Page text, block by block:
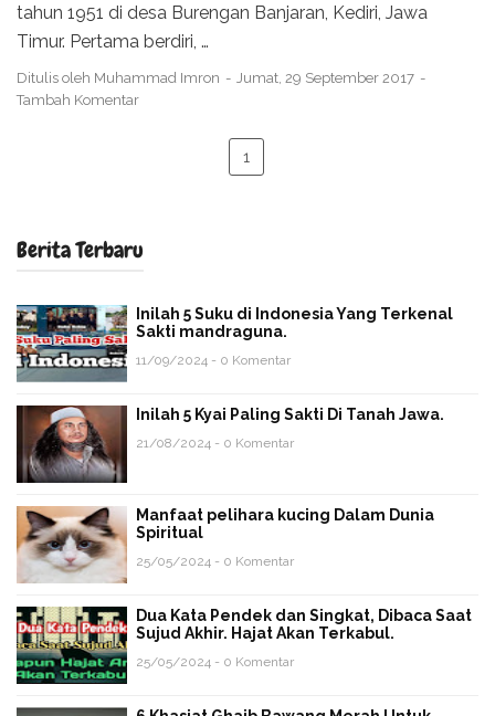
tahun 1951 di desa Burengan Banjaran, Kediri, Jawa
Timur. Pertama berdiri, …
Ditulis oleh Muhammad Imron
Jumat, 29 September 2017
Tambah Komentar
1
Berita Terbaru
Inilah 5 Suku di Indonesia Yang Terkenal
Sakti mandraguna.
11/09/2024 - 0 Komentar
Inilah 5 Kyai Paling Sakti Di Tanah Jawa.
21/08/2024 - 0 Komentar
Manfaat pelihara kucing Dalam Dunia
Spiritual
25/05/2024 - 0 Komentar
Dua Kata Pendek dan Singkat, Dibaca Saat
Sujud Akhir. Hajat Akan Terkabul.
25/05/2024 - 0 Komentar